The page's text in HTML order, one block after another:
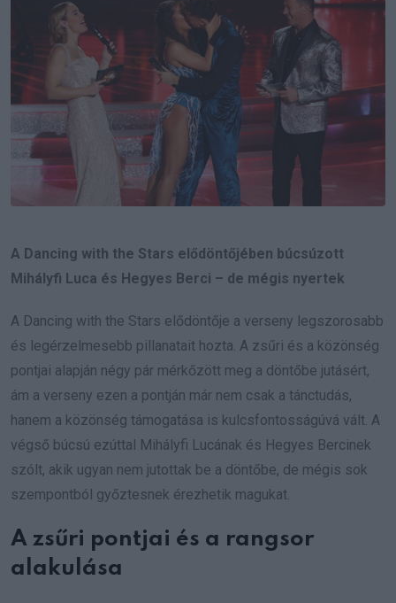
A Dancing with the Stars elődöntőjében búcsúzott
Mihályfi Luca és Hegyes Berci – de mégis nyertek
A Dancing with the Stars elődöntője a verseny legszorosabb
és legérzelmesebb pillanatait hozta. A zsűri és a közönség
pontjai alapján négy pár mérkőzött meg a döntőbe jutásért,
ám a verseny ezen a pontján már nem csak a tánctudás,
hanem a közönség támogatása is kulcsfontosságúvá vált. A
végső búcsú ezúttal Mihályfi Lucának és Hegyes Bercinek
szólt, akik ugyan nem jutottak be a döntőbe, de mégis sok
szempontból győztesnek érezhetik magukat.
A zsűri pontjai és a rangsor
alakulása